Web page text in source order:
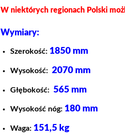
W niektórych regionach Polski
Wymiary:
Szerokość: 1850 mm
Wysokość:2070 mm
Głębokość:565 mm
Wysokość nóg: 180 mm
Waga: 151,5 kg